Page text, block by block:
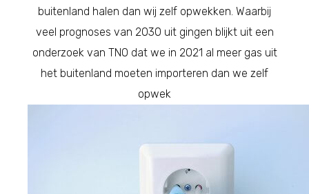
buitenland halen dan wij zelf opwekken. Waarbij
veel prognoses van 2030 uit gingen blijkt uit een
onderzoek van TNO dat we in 2021 al meer gas uit
het buitenland moeten importeren dan we zelf
opwek